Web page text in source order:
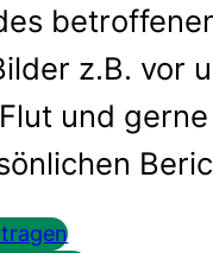
z.B. vor
und